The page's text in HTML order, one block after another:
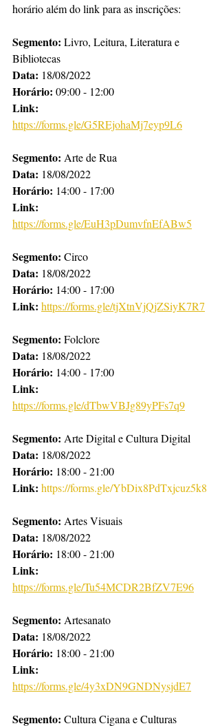
horário além do link para as inscrições:
Segmento: Livro, Leitura, Literatura e
Bibliotecas
Data: 18/08/2022
Horário: 09:00 - 12:00
Link:
https://forms.gle/G5REjohaMj7eyp9L6
Segmento: Arte de Rua
Data: 18/08/2022
Horário: 14:00 - 17:00
Link:
https://forms.gle/EuH3pDumvfnEfABw5
Segmento: Circo
Data: 18/08/2022
Horário: 14:00 - 17:00
Link: https://forms.gle/tjXtnVjQjZSiyK7R7
Segmento: Folclore
Data: 18/08/2022
Horário: 14:00 - 17:00
Link:
https://forms.gle/dTbwVBJg89yPFs7q9
Segmento: Arte Digital e Cultura Digital
Data: 18/08/2022
Horário: 18:00 - 21:00
Link: https://forms.gle/YbDix8PdTxjcuz5k8
Segmento: Artes Visuais
Data: 18/08/2022
Horário: 18:00 - 21:00
Link:
https://forms.gle/Tu54MCDR2BfZV7E96
Segmento: Artesanato
Data: 18/08/2022
Horário: 18:00 - 21:00
Link:
https://forms.gle/4y3xDN9GNDNysjdE7
Segmento: Cultura Cigana e Culturas